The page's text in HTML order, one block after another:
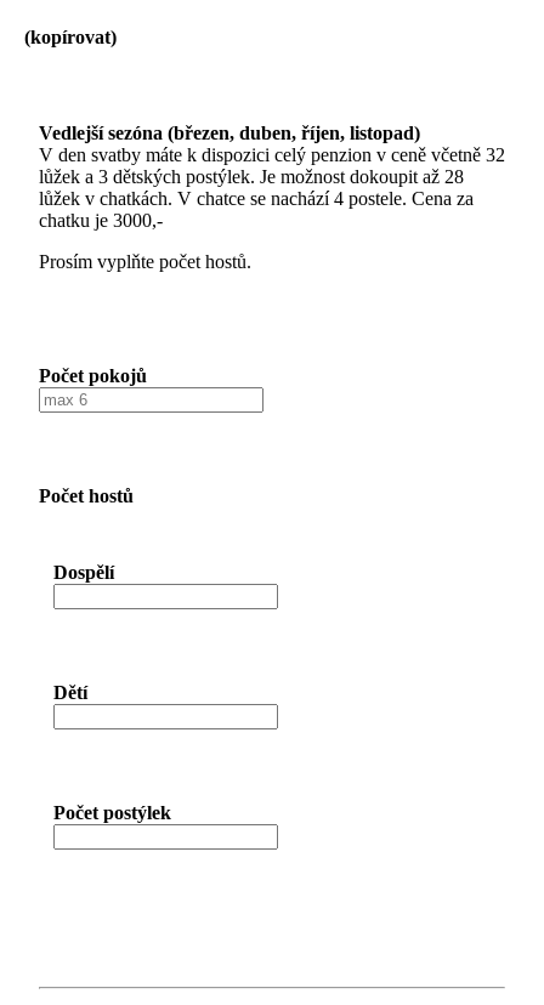
(kopírovat)
Vedlejší sezóna (březen, duben, říjen, listopad)
V den svatby máte k dispozici celý penzion v ceně včetně 32
lůžek a 3 dětských postýlek. Je možnost dokoupit až 28
lůžek v chatkách. V chatce se nachází 4 postele. Cena za
chatku je 3000,-
Prosím vyplňte počet hostů.
Počet pokojů
Počet hostů
Dospělí
Dětí
Počet postýlek